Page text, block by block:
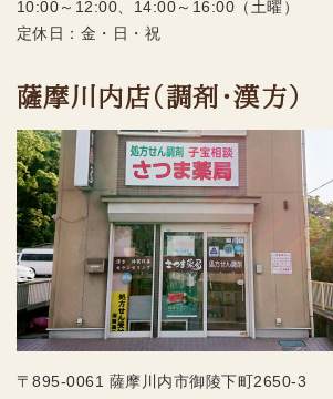
10:00～12:00、14:00～16:00（土曜）
定休日：金・日・祝
薩摩川内店（調剤・漢方）
〒895-0061 薩摩川内市御陵下町2650-3